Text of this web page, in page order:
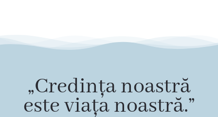
„Credința noastră
este viața noastră.”